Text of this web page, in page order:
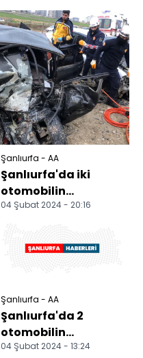
Şanlıurfa - AA
Şanlıurfa'da iki
otomobilin
çarpıştığı kazada 1
04 Şubat 2024 - 20:16
Şanlıurfa - AA
Şanlıurfa'da 2
otomobilin
çarpıştığı kazada 2
04 Şubat 2024 - 13:24